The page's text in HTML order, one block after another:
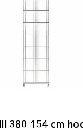
380 154 cm